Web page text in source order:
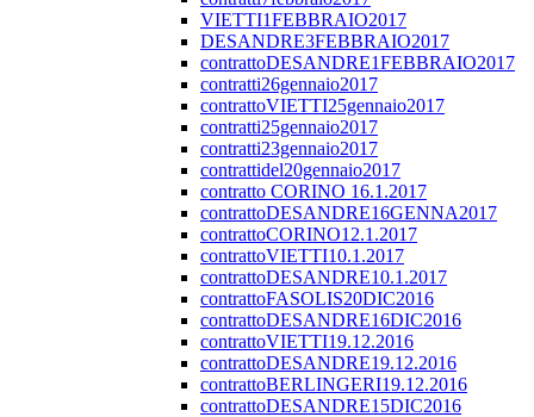
VIETTI1FEBBRAIO2017
DESANDRE3FEBBRAIO2017
contrattoDESANDRE1FEBBRAIO2017
contratti26gennaio2017
contrattoVIETTI25gennaio2017
contratti25gennaio2017
contratti23gennaio2017
contrattidel20gennaio2017
contratto CORINO 16.1.2017
contrattoDESANDRE16GENNA2017
contrattoCORINO12.1.2017
contrattoVIETTI10.1.2017
contrattoDESANDRE10.1.2017
contrattoFASOLIS20DIC2016
contrattoDESANDRE16DIC2016
contrattoVIETTI19.12.2016
contrattoDESANDRE19.12.2016
contrattoBERLINGERI19.12.2016
contrattoDESANDRE15DIC2016